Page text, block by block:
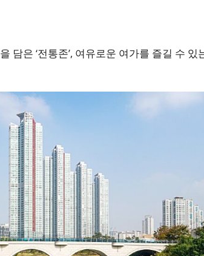
담은 ‘전통존’, 여유로운 여가를 즐길 수 있